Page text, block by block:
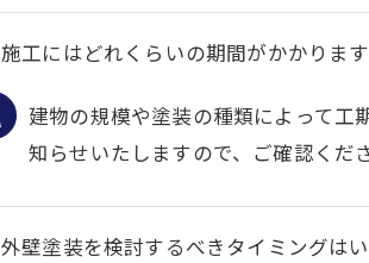
施工にはどれくらいの期間がかかりま
建物の規模や塗装の種類によって工
知らせいたしますので、ご確認くだ
外壁塗装を検討するべきタイミングは